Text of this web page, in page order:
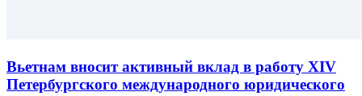
Вьетнам вносит активный вклад в работу XIV
Петербургского международного юридического